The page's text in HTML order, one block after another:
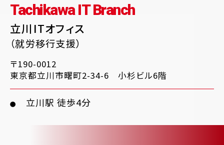
Tachikawa IT Branch
立川ITオフィス
（就労移行支援）
〒190-0012
東京都立川市曙町2-34-6 小杉ビル6階
● 立川駅 徒歩4分